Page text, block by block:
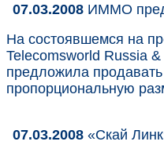
07.03.2008 ИММО
На состоявшемся на
Telecomsworld Russia
предложила
пропорциональную
07.03.2008 «Скай